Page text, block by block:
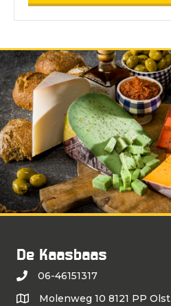
De Kaasbaas
06-46151317
Molenweg 10 8121 PP Olst